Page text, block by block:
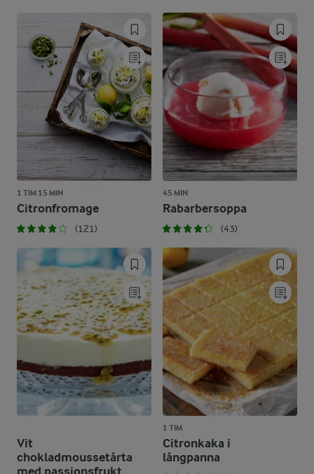
1 TIM 15 MIN
Citronfromage
(121)
45 MIN
Rabarbersoppa
(43)
Vit
chokladmoussetårta
1 TIM
Citronkaka i
långpanna